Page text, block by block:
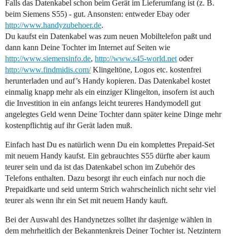
Falls das Datenkabel schon beim Gerät im Lieferumfang ist (z. B.
beim Siemens S55) - gut. Ansonsten: entweder Ebay oder
http://www.handyzubehoer.de.
Du kaufst ein Datenkabel was zum neuen Mobiltelefon paßt und
dann kann Deine Tochter im Internet auf Seiten wie
http://www.siemensinfo.de, http://www.s45-world.net oder
http://www.findmidis.com/Klingeltöne, Logos etc. kostenfrei
herunterladen und auf’s Handy kopieren. Das Datenkabel kostet
einmalig knapp mehr als ein einziger Klingelton, insofern ist auch
die Investition in ein anfangs leicht teureres Handymodell gut
angelegtes Geld wenn Deine Tochter dann später keine Dinge mehr
kostenpflichtig auf ihr Gerät laden muß.
Einfach hast Du es natürlich wenn Du ein komplettes Prepaid-Set
mit neuem Handy kaufst. Ein gebrauchtes S55 dürfte aber kaum
teurer sein und da ist das Datenkabel schon im Zubehör des
Telefons enthalten. Dazu besorgt ihr euch einfach nur noch die
Prepaidkarte und seid unterm Strich wahrscheinlich nicht sehr viel
teurer als wenn ihr ein Set mit neuem Handy kauft.
Bei der Auswahl des Handynetzes solltet ihr dasjenige wählen in
dem mehrheitlich der Bekanntenkreis Deiner Tochter ist. Netzintern